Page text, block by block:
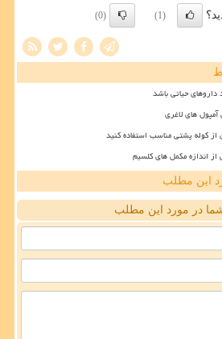
(1)
(0)
حیاتی باشد
آمپول های لاغری
کوله پشتی مناسب استفاده کنید
اندازه مکمل های کلسیم
این مطلب
در مورد این مطلب